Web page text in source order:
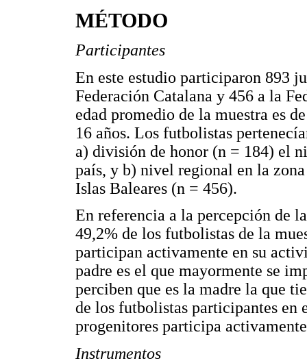
MÉTODO
Participantes
En este estudio participaron 893
Federación Catalana y 456 a la
edad promedio de la muestra es
16 años. Los futbolistas
a) división de honor (n = 184) el
país, y b) nivel regional en la
Islas Baleares (n = 456).
En referencia a la percepción de
49,2% de los futbolistas de la
participan activamente en su
padre es el que mayormente se
perciben que es la madre la que
de los futbolistas participantes en
progenitores participa
Instrumentos